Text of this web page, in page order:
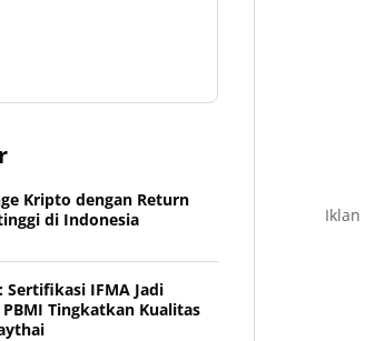
Kripto dengan Return
di Indonesia
Sertifikasi IFMA Jadi
Tingkatkan Kualitas
Iklan